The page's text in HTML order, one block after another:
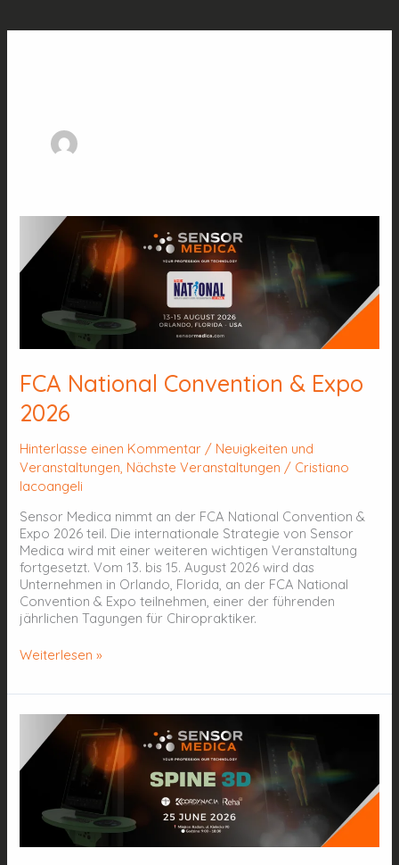
FCA National Convention & Expo
2026
Hinterlasse einen Kommentar / Neuigkeiten und
Veranstaltungen Nächste Veranstaltungen / Cristiano
Iacoangeli
Sensor Medica nimmt an der FCA National Convention &
Expo 2026 teil. Die internationale Strategie von Sensor
Medica wird mit einer weiteren wichtigen Veranstaltung
fortgesetzt. Vom 13. bis 15. August 2026 wird das
Unternehmen in Orlando, Florida, an der FCA National
Convention & Expo teilnehmen, einer der führenden
jährlichen Tagungen für Chiropraktiker.
National
Convention
&
2026
Weiterlesen »
Die
Zukunft
Haltungsanalyse